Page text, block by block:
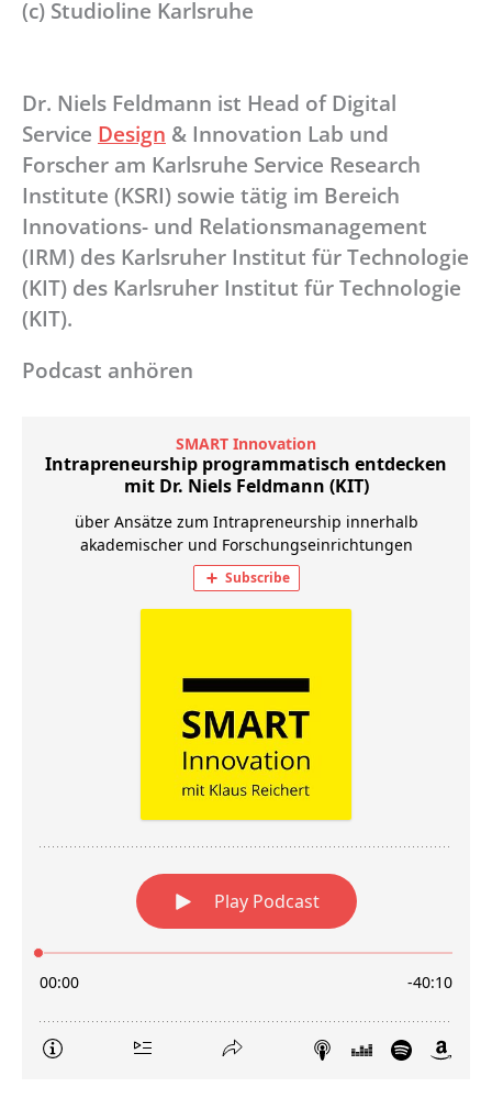
(c) Studioline Karlsruhe
Dr. Niels Feldmann ist Head of Digital
Service Design & Innovation Lab und
Forscher am Karlsruhe Service Research
Institute (KSRI) sowie tätig im Bereich
Innovations- und Relationsmanagement
(IRM) des Karlsruher Institut für Technologie
(KIT) des Karlsruher Institut für Technologie
(KIT).
Podcast anhören